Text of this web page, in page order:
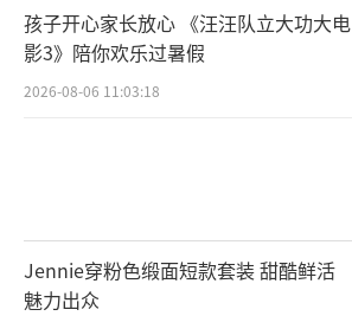
孩子开心家长放心 《汪汪队立大功大电
影3》陪你欢乐过暑假
2026-08-06 11:03:18
Jennie穿粉色缎面短款套装 甜酷鲜活
魅力出众